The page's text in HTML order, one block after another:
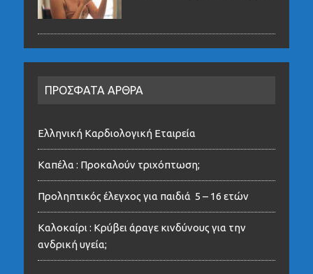
ΠΡΟΣΦΑΤΑ ΑΡΘΡΑ
Ελληνική Καρδιολογική Εταιρεία
Καπέλα : Προκαλούν τριχόπτωση;
Προληπτικός έλεγχος για παιδιά 5 – 16 ετών
Καλοκαίρι : Κρύβει άραγε κινδύνους για την
ανδρική υγεία;